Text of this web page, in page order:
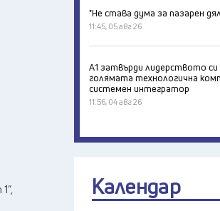
"Не става дума за пазарен
11:45, 05 авг 26
А1 затвърди лидерството
голямата технологична
системен интегратор
11:56, 04 авг 26
Календар